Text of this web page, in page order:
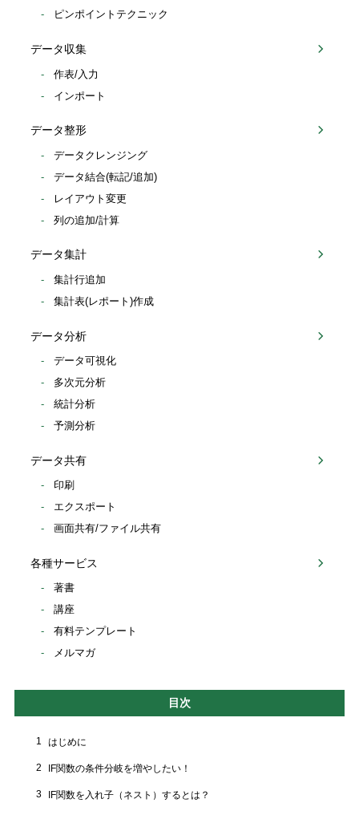
ピンポイントテクニック
データ収集
作表/入力
インポート
データ整形
データクレンジング
データ結合(転記/追加)
レイアウト変更
列の追加/計算
データ集計
集計行追加
集計表(レポート)作成
データ分析
データ可視化
多次元分析
統計分析
予測分析
データ共有
印刷
エクスポート
画面共有/ファイル共有
各種サービス
著書
講座
有料テンプレート
メルマガ
目次
1 はじめに
2 IF関数の条件分岐を増やしたい！
3 IF関数を入れ子（ネスト）するとは？